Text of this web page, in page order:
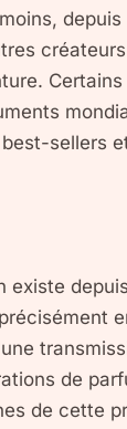
sellers
existe
de
de cette